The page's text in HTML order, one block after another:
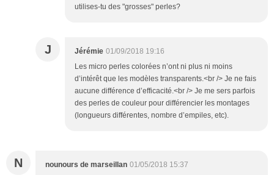
utilises-tu des "grosses" perles?
J Jérémie 01/09/2018 19:16
Les micro perles colorées n’ont ni plus ni moins
d’intérêt que les modèles transparents.<br /> Je ne fais
aucune différence d’efficacité.<br /> Je me sers parfois
des perles de couleur pour différencier les montages
(longueurs différentes, nombre d’empiles, etc).
N nounours de marseillan 01/05/2018 15:37